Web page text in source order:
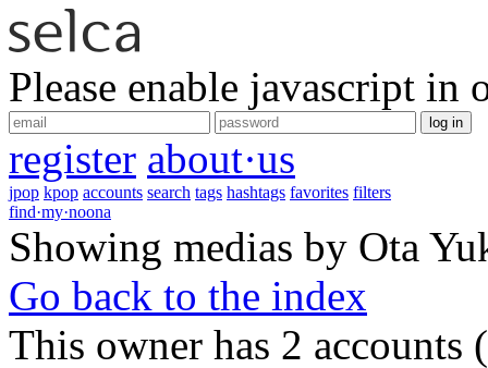
Please enable javascript
log in
register about·us
jpop kpop accounts search tags hashtags favorites filters
find·my·noona
Showing medias by Ota
Go back to the index
This owner has 2 accounts (